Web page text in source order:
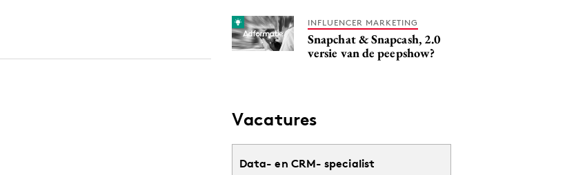
INFLUENCER MARKETING
Snapchat & Snapcash, 2.0
versie van de peepshow?
Vacatures
Data- en CRM- specialist